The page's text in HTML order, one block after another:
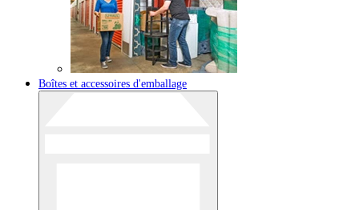
Boîtes et accessoires d'emballage